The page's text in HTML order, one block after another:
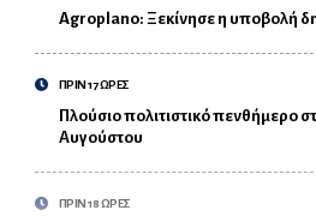
Agroplano: Ξεκίνησε η υποβολή
ΠΡΙΝ 17 ΩΡΕΣ
Πλούσιο πολιτιστικό πενθήμερο
Αυγούστου
ΠΡΙΝ 18 ΩΡΕΣ